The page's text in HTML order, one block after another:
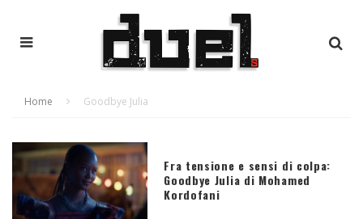
Home Goodbye Julia
Fra tensione e sensi di colpa:
Goodbye Julia di Mohamed
Kordofani